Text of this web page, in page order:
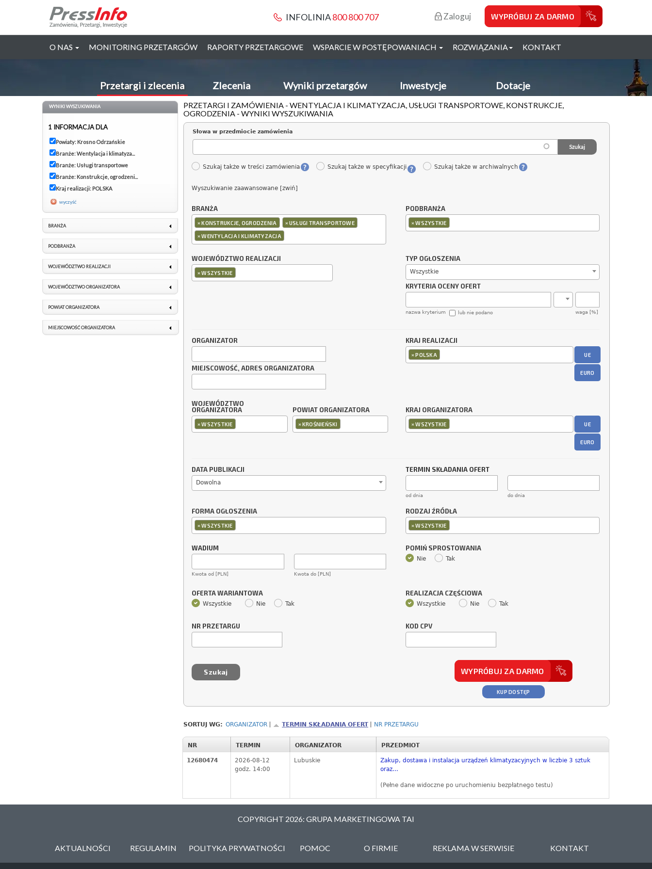
INFOLINIA800 800 707 Zaloguj WYPRÓBUJ ZA DARMO
O NAS MONITORING PRZETARGÓW RAPORTY PRZETARGOWE WSPARCIE W POSTĘPOWANIACH ROZWIĄZANIA KONTAKT
Przetargi i zlecenia Zlecenia Wyniki przetargów Inwestycje Dotacje
PRZETARGI I ZAMÓWIENIA - WENTYLACJA I KLIMATYZACJA, USŁUGI TRANSPORTOWE, KONSTRUKCJE,
OGRODZENIA - WYNIKI WYSZUKIWANIA
Słowa w przedmiocie zamówienia
Szukaj także w treści zamówienia Szukaj także w specyfikacji Szukaj także w archiwalnych
Wyszukiwanie zaawansowane [zwiń]
BRANŻA
×KONSTRUKCJE, OGRODZENIA ×USŁUGI TRANSPORTOWE
×WENTYLACJA I KLIMATYZACJA
PODBRANŻA
×WSZYSTKIE
WOJEWÓDZTWO REALIZACJI
×WSZYSTKIE
TYP OGŁOSZENIA
Wszystkie
KRYTERIA OCENY OFERT
nazwa kryterium waga [%]
lub nie podano
ORGANIZATOR
MIEJSCOWOŚĆ, ADRES ORGANIZATORA
KRAJ REALIZACJI
×POLSKA UE
EURO
WOJEWÓDZTWO
ORGANIZATORA
×WSZYSTKIE
POWIAT ORGANIZATORA
×KROŚNIEŃSKI
KRAJ ORGANIZATORA
×WSZYSTKIE UE
EURO
DATA PUBLIKACJI
Dowolna
TERMIN SKŁADANIA OFERT
od dnia do dnia
FORMA OGŁOSZENIA
×WSZYSTKIE
RODZAJ ŹRÓDŁA
×WSZYSTKIE
WADIUM
Kwota od [PLN] Kwota do [PLN]
POMIŃ SPROSTOWANIA
Nie Tak
OFERTA WARIANTOWA
Wszystkie Nie Tak
REALIZACJA CZĘŚCIOWA
Wszystkie Nie Tak
NR PRZETARGU KOD CPV
WYPRÓBUJ ZA DARMO
KUP DOSTĘP
SORTUJ WG: ORGANIZATOR TERMIN SKŁADANIA OFERT NR PRZETARGU
NR TERMIN ORGANIZATOR PRZEDMIOT
12680474
2026-08-12
godz. 14:00
Lubuskie
Zakup, dostawa i instalacja urządzeń klimatyzacyjnych w liczbie 3 sztuk
oraz...
(Pełne dane widoczne po uruchomieniu bezpłatnego testu)
WYNIKI WYSZUKIWANIA
1 INFORMACJA DLA
Powiaty: Krosno Odrzańskie
Branże: Wentylacja i klimatyza...
Branże: Usługi transportowe
Branże: Konstrukcje, ogrodzeni...
Kraj realizacji: POLSKA
wyczyść
BRANŻA
PODBRANŻA
WOJEWÓDZTWO REALIZACJI
WOJEWÓDZTWO ORGANIZATORA
POWIAT ORGANIZATORA
MIEJSCOWOŚĆ ORGANIZATORA
COPYRIGHT 2026: GRUPA MARKETINGOWA TAI
AKTUALNOŚCI REGULAMIN POLITYKA PRYWATNOŚCI POMOC O FIRMIE REKLAMA W SERWISIE KONTAKT